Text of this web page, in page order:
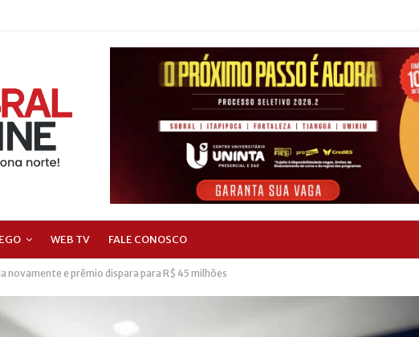
WEB TV FALE CONOSCO
novamente e prêmio dispara para R$ 45 milhões